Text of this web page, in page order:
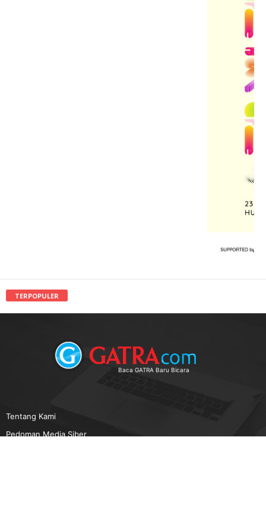
TERPOPULER
Baca GATRA Baru Bicara
Tentang Kami
Pedoman Media Siber